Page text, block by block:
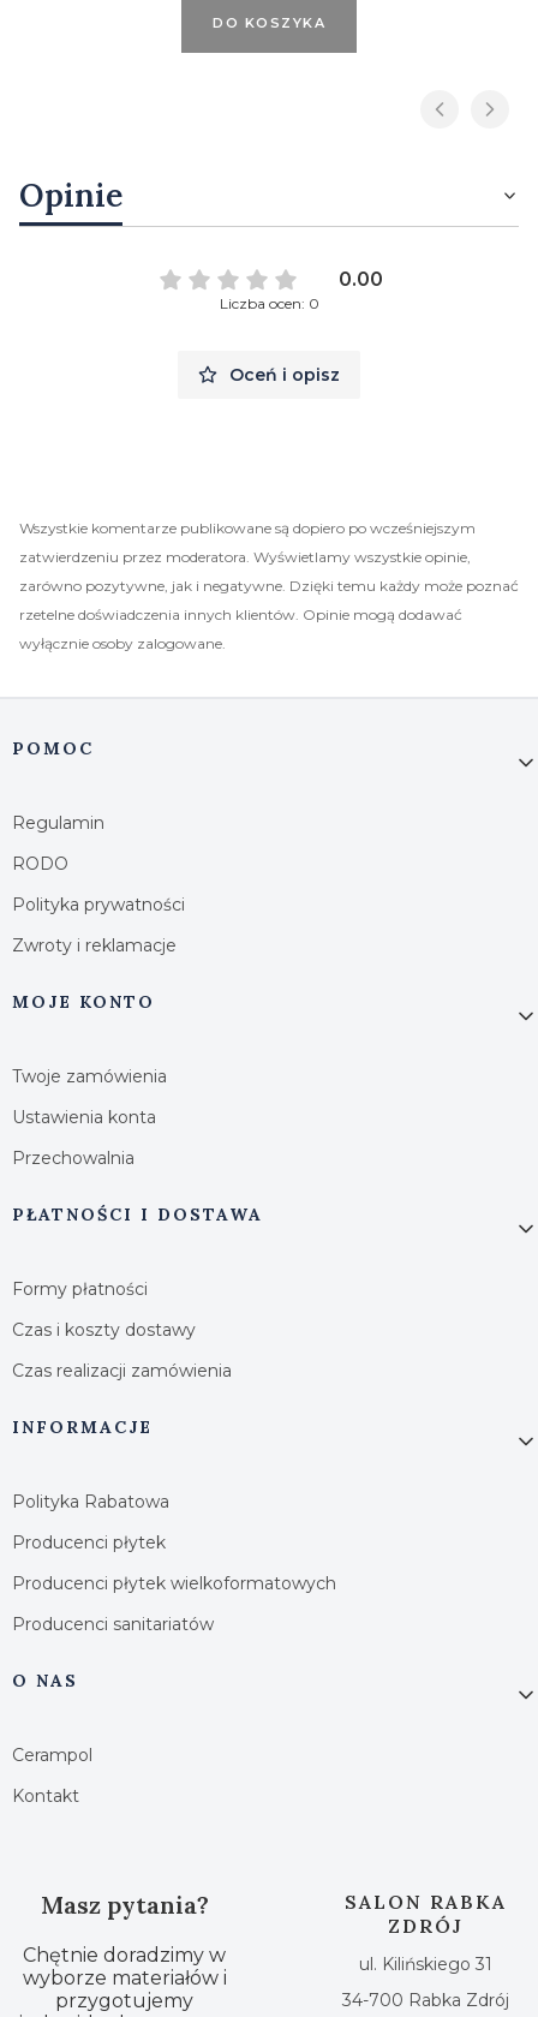
DO KOSZYKA
Opinie
0.00
Liczba ocen: 0
Oceń i opisz
Wszystkie komentarze publikowane są dopiero po wcześniejszym
zatwierdzeniu przez moderatora. Wyświetlamy wszystkie opinie,
zarówno pozytywne, jak i negatywne. Dzięki temu każdy może poznać
rzetelne doświadczenia innych klientów. Opinie mogą dodawać
wyłącznie osoby zalogowane.
Linki w stopce
POMOC
Regulamin
RODO
Polityka prywatności
Zwroty i reklamacje
MOJE KONTO
Twoje zamówienia
Ustawienia konta
Przechowalnia
PŁATNOŚCI I DOSTAWA
Formy płatności
Czas i koszty dostawy
Czas realizacji zamówienia
INFORMACJE
Polityka Rabatowa
Producenci płytek
Producenci płytek wielkoformatowych
Producenci sanitariatów
O NAS
Cerampol
Kontakt
Masz pytania?
Chętnie doradzimy w
wyborze materiałów i
przygotujemy
SALON RABKA
ZDRÓJ
ul. Kilińskiego 31
34-700 Rabka Zdrój